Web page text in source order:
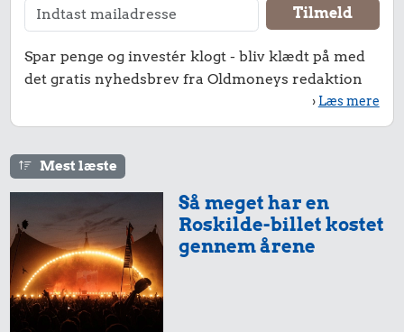
9,02 kr.
Is
Spar penge og investér klogt - bliv klædt på med
det gratis nyhedsbrev fra Oldmoneys redaktion
› Læs mere
Mest læste
Så meget har en
Roskilde-billet kostet
gennem årene